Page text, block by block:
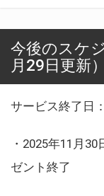
今後のスケ
月29日更新）
サービス終了日：
・2025年11月
ゼント終了